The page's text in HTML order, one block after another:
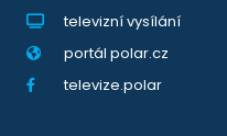
televizní vysílání
portál polar.cz
televize.polar